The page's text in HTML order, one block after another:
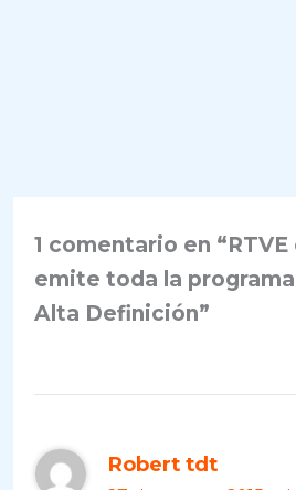
1 comentario en “RTVE
emite toda la
Alta Definición”
Robert tdt